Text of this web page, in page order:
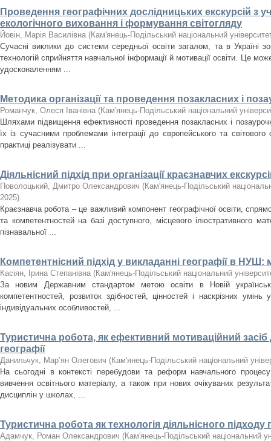
Проведення географічних дослідницьких екскурсій з
екологічного виховання і формування світогляду
Йовін, Марія Василівна (Кам'янець-Подільський національний
Сучасні виклики до системи середньої освіти загалом, та в Україні
технологій сприйняття навчальної інформації й мотивації освіти. Це
удосконаленням ...
Методика організації та проведення позакласних і
Романчук, Олеся Іванівна (Кам'янець-Подільський національний
Шляхами підвищення ефективності проведення позакласних і
їх із сучасними проблемами інтеграції до європейського та
практиці реалізувати ...
Діяльнісний підхід при організації краєзнавчих
Поволоцький, Дмитро Олександрович (Кам'янець-Подільський
2025)
Краєзнавча робота – це важливий компонент географічної освіти,
та компетентностей на базі доступного, місцевого ілюстративного
пізнавальної ...
Компетентнісний підхід у викладанні географії в НУШ:
Касіян, Ірина Степанівна (Кам'янець-Подільський національний
За новим Державним стандартом метою освіти в Новій
компетентностей, розвиток здібностей, цінностей і наскрізних умінь
індивідуальних особливостей, ...
Туристична робота, як ефективний мотиваційний
географії
Данильчук, Мар’ян Олегович (Кам'янець-Подільський національний
На сьогодні в контексті перебудови та реформ навчального
вивчення освітнього матеріалу, а також при нових очікуваних
дисциплін у школах, ...
Туристична робота як технологія діяльнісного підходу
Адамчук, Роман Олександрович (Кам'янець-Подільський національний